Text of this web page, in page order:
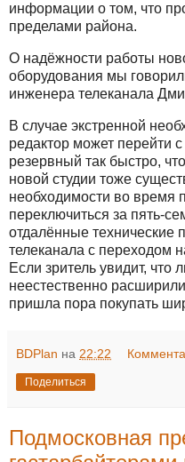
информации о том, что
пределами района.
О надёжности работы
оборудования мы
инженера телеканала
В случае экстренной
редактор может перейти
резервный так быстро,
новой студии тоже
необходимости во время
переключиться за пять-
отдалённые технические
телеканала с переходом
Если зритель увидит, что
неестественно
пришла пора покупать
BDPlan на 22:22
Поделиться
Подмосковная